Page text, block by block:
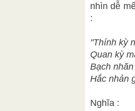
nhìn dễ
:
"Thính kỳ
Quan kỳ
Bạch
Hắc nhản
Nghĩa :